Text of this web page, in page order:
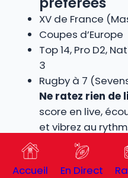
XV de France
Coupes d’Europe
Top 14, Pro D2,
3
Rugby à 7
Ne ratez rien de
score en live,
et vibrez au
rencontres de
Nouvelle-
direct en
Accueil En Direct